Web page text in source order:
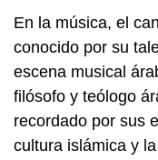
En la música, el
conocido por su
escena musical
filósofo y teólogo
recordado por sus
cultura islámica y